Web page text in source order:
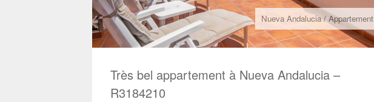
Nueva Andalucia/ Appartement
Très bel appartement à Nueva Andalucia –
R3184210